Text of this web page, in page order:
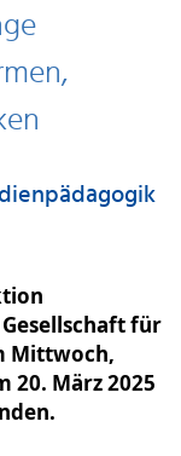
für
Mittwoch,
20. März 2025